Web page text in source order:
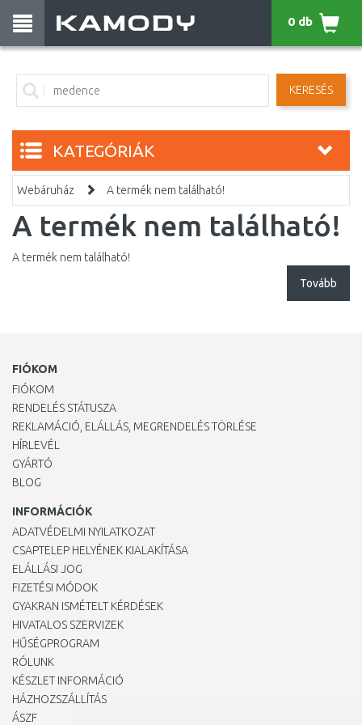
KERESÉS
0 db
KATEGÓRIÁK
Webáruház A termék nem található!
A termék nem található!
A termék nem található!
Tovább
FIÓKOM
FIÓKOM
RENDELÉS STÁTUSZA
REKLAMÁCIÓ, ELÁLLÁS, MEGRENDELÉS TÖRLÉSE
HÍRLEVÉL
GYÁRTÓ
BLOG
INFORMÁCIÓK
ADATVÉDELMI NYILATKOZAT
CSAPTELEP HELYÉNEK KIALAKÍTÁSA
ELÁLLÁSI JOG
FIZETÉSI MÓDOK
GYAKRAN ISMÉTELT KÉRDÉSEK
HIVATALOS SZERVIZEK
HŰSÉGPROGRAM
RÓLUNK
KÉSZLET INFORMÁCIÓ
HÁZHOZSZÁLLÍTÁS
ÁSZF